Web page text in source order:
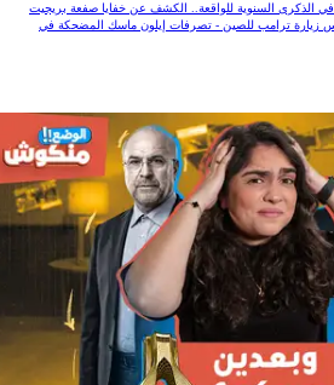
الذكرى السنوية للواقعة.. الكشف عن خفايا صفعة بريجيت
زيارة ترامب للصين - تصرفات إيلون ماسك المضحكة في